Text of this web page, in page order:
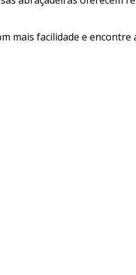
mais facilidade e